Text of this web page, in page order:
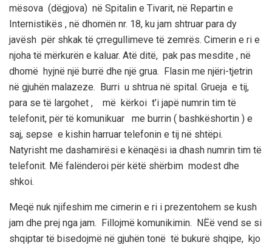
mësova (dëgjova) në Spitalin e Tivarit, në Repartin e
Internistikës , në dhomën nr. 18, ku jam shtruar para dy
javësh për shkak të çrregullimeve të zemrës. Cimerin e ri e
njoha të mërkurën e kaluar. Atë ditë, pak pas mesdite , në
dhomë hyjnë një burrë dhe një grua. Flasin me njëri-tjetrin
në gjuhën malazeze. Burri u shtrua në spital. Grueja e tij,
para se të largohet , më kërkoi t’i japë numrin tim të
telefonit, për të komunikuar me burrin ( bashkëshortin ) e
saj, sepse e kishin harruar telefonin e tij në shtëpi.
Natyrisht me dashamirësi e kënaqësi ia dhash numrin tim të
telefonit. Më falënderoi për këtë shërbim modest dhe
shkoi.
Meqë nuk njifeshim me cimerin e ri i prezentohem se kush
jam dhe prej nga jam. Fillojmë komunikimin. NËë vend se si
shqiptar të bisedojmë në gjuhën tonë të bukurë shqipe, kjo